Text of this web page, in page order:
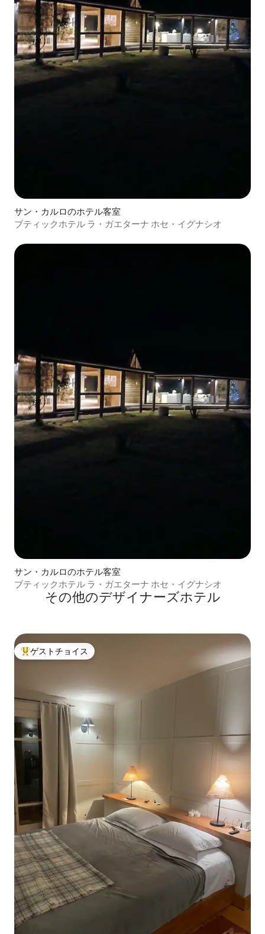
サン・カルロのホテル客室
ブティックホテル ラ・ガエターナ ホセ・イグナシオ
サン・カルロのホテル客室
ブティックホテル ラ・ガエターナ ホセ・イグナシオ
その他のデザイナーズホテル
大好評のゲストチョイスです。
ゲストチョイス